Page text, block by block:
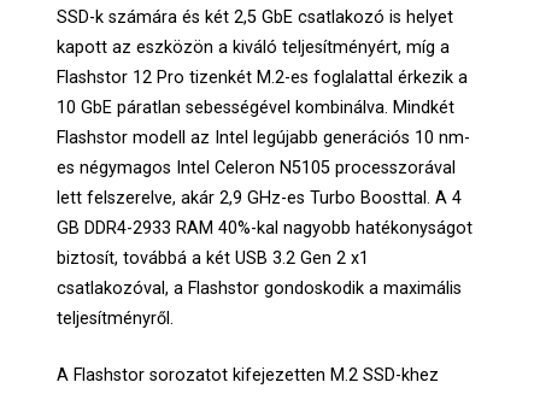
SSD-k számára és két 2,5 GbE csatlakozó is helyet
kapott az eszközön a kiváló teljesítményért, míg a
Flashstor 12 Pro tizenkét M.2-es foglalattal érkezik a
10 GbE páratlan sebességével kombinálva. Mindkét
Flashstor modell az Intel legújabb generációs 10 nm-
es négymagos Intel Celeron N5105 processzorával
lett felszerelve, akár 2,9 GHz-es Turbo Boosttal. A 4
GB DDR4-2933 RAM 40%-kal nagyobb hatékonyságot
biztosít, továbbá a két USB 3.2 Gen 2 x1
csatlakozóval, a Flashstor gondoskodik a maximális
teljesítményről.
A Flashstor sorozatot kifejezetten M.2 SSD-khez